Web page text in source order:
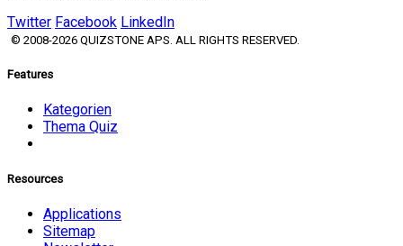
Twitter Facebook LinkedIn
© 2008-2026 QUIZSTONE APS. ALL RIGHTS RESERVED.
Features
Kategorien
Thema Quiz
Resources
Applications
Sitemap